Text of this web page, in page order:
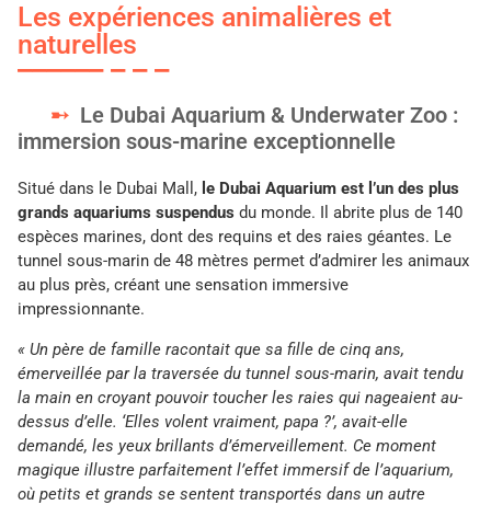
Les expériences animalières et
naturelles
Le Dubai Aquarium & Underwater Zoo :
immersion sous-marine exceptionnelle
Situé dans le Dubai Mall, le Dubai Aquarium est l’un des plus
grands aquariums suspendus du monde. Il abrite plus de 140
espèces marines, dont des requins et des raies géantes. Le
tunnel sous-marin de 48 mètres permet d’admirer les animaux
au plus près, créant une sensation immersive
impressionnante.
« Un père de famille racontait que sa fille de cinq ans,
émerveillée par la traversée du tunnel sous-marin, avait tendu
la main en croyant pouvoir toucher les raies qui nageaient au-
dessus d’elle. ‘Elles volent vraiment, papa ?’, avait-elle
demandé, les yeux brillants d’émerveillement. Ce moment
magique illustre parfaitement l’effet immersif de l’aquarium,
où petits et grands se sentent transportés dans un autre